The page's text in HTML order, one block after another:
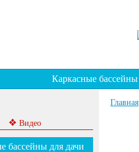
Каркасные бассейны
❖ Видео
бассейны для дачи
Главная